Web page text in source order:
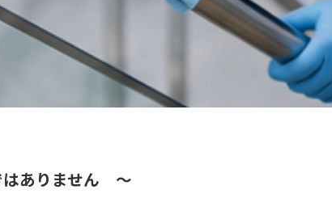
ありません ～